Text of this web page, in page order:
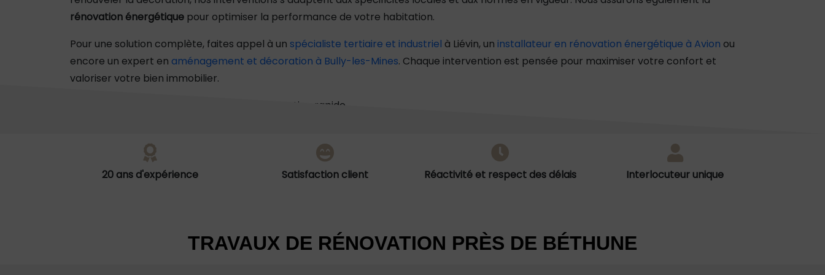
rénovation énergétique pour optimiser la performance de votre habitation.
Pour une solution complète, faites appel à un spécialiste tertiaire et industriel à Liévin, un installateur en rénovation énergétique à Avion ou
encore un expert en aménagement et décoration à Bully-les-Mines. Chaque intervention est pensée pour maximiser votre confort et
valoriser votre bien immobilier.
pour un devis ou une intervention rapide.
20 ans d'expérience Satisfaction client Réactivité et respect des délais Interlocuteur unique
TRAVAUX DE RÉNOVATION PRÈS DE BÉTHUNE